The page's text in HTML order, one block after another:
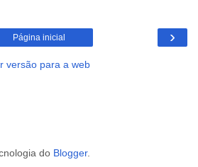
›
Página inicial
versão para a web
do Blogger.